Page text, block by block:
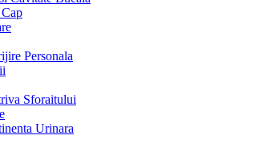
Personala
Sforaitului
Urinara